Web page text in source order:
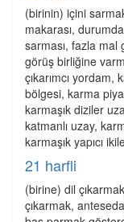
(birinin) içini
makarası,
sarması, fazla mal
görüş birliğine
çıkarımcı yordam,
bölgesi, karma
karmaşık diziler
katmanlı uzay,
karmaşık yapıcı
21 harfli
(birine) dil
çıkarmak,